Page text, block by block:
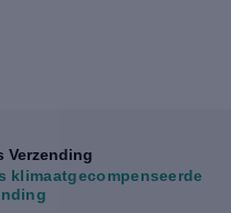
Verzending
klimaatgecompenseerde